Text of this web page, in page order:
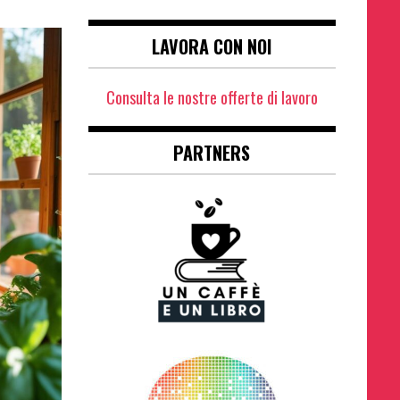
LAVORA CON NOI
Consulta le nostre offerte di lavoro
PARTNERS